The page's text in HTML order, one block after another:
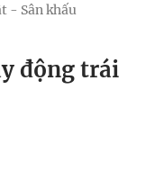
- Sân khấu
động trái